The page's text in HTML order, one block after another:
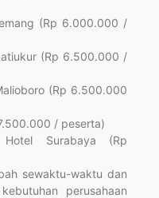
(Rp 6.000.000 /
(Rp 6.500.000 /
(Rp 6.500.000
/ peserta)
Surabaya (Rp
sewaktu-waktu dan
perusahaan